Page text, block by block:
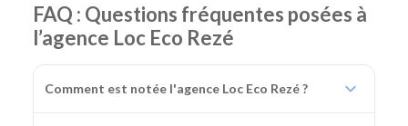
FAQ : Questions fréquentes posées à
l’agence Loc Eco Rezé
Comment est notée l'agence Loc Eco Rezé ?